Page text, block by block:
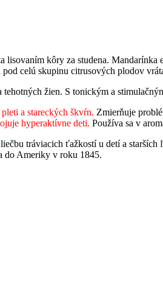
lisovaním kôry za studena.
celú skupinu citrusových plodov
žien. S tonickým a
a stareckých škvŕn. Zmierňuje
hyperaktívne deti. Používa sa v
tráviacich ťažkostí u detí a
do Ameriky v roku 1845.